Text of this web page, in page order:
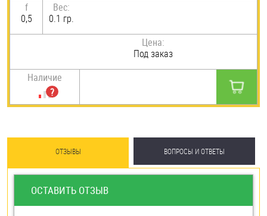
f
0,5
Вес:
0.1 гр.
Цена:
Под заказ
Наличие
ОТЗЫВЫ ВОПРОСЫ И ОТВЕТЫ
ОСТАВИТЬ ОТЗЫВ